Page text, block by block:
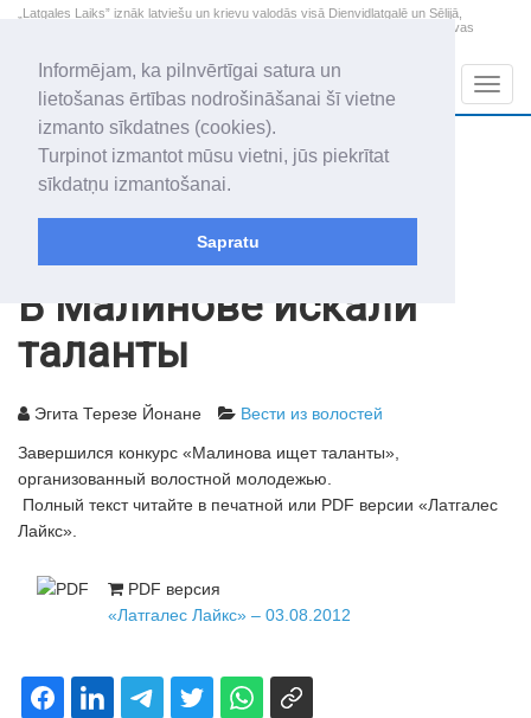
Informējam, ka pilnvērtīgai satura un
lietošanas ērtības nodrošināšanai šī vietne
izmanto sīkdatnes (cookies).
Turpinot izmantot mūsu vietni, jūs piekrītat
sīkdatņu izmantošanai.
Sapratu
„Latgales Laiks” iznāk latviešu un krievu valodās visā Dienvidlatgalē un Sēlijā,
„Latgales Laiks” latviešu valodā aptver Daugavpils valstspilsētu, Augšdaugavas
2026. gada 7. augusts
Piektdiena
Alfrēds, Fredis, Madars
+14.4
В Малинове искали
таланты
Эгита Терезе Йонане Вести из волостей
Завершился конкурс «Малинова ищет таланты»,
организованный волостной молодежью.
Полный текст читайте в печатной или PDF версии «Латгалес
Лайкс».
PDF версия
«Латгалес Лайкс» – 03.08.2012